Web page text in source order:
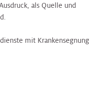
als Quelle und
mit Krankensegnung